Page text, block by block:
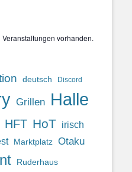
vorhanden.
deutsch Discord
Grillen Halle
HFT HoT irisch
Marktplatz Otaku
Ruderhaus